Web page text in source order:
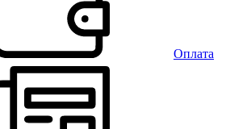
Оплата